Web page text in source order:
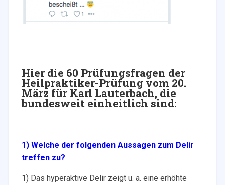
Hier die 60 Prüfungsfragen der
Heilpraktiker-Prüfung vom 20.
März für Karl Lauterbach, die
bundesweit einheitlich sind:
1) Welche der folgenden Aussagen zum Delir
treffen zu?
1) Das hyperaktive Delir zeigt u. a. eine erhöhte